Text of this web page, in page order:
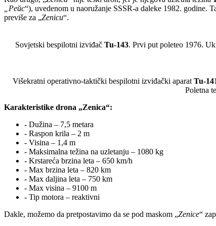
Рейс“), uvedenom u naoružanje SSSR-a daleke 1982. godine.
previše za „Zenicu“.
Sovjetski bespilotni izviđač Tu-143. Prvi put poleteo 1976.
Višekratni operativno-taktički bespilotni izviđački aparat Tu-
Poletna
Karakteristike drona „Zenica“:
- Dužina – 7,5 metara
- Raspon krila – 2 m
- Visina – 1,4 m
- Maksimalna težina na uzletanju – 1080 kg
- Krstareća brzina leta – 650 km/h
- Max brzina leta – 820 km
- Max daljina leta – 750 km
- Max visina – 9100 m
- Tip motora – reaktivni
Dakle, možemo da pretpostavimo da se pod maskom „Zenice“